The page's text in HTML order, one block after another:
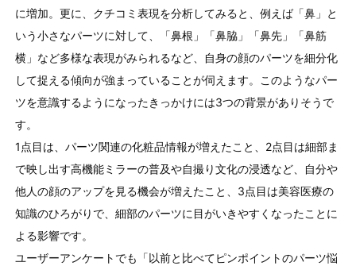
に増加。更に、クチコミ表現を分析してみると、例えば「鼻」と
いう小さなパーツに対して、「鼻根」「鼻脇」「鼻先」「鼻筋
横」など多様な表現がみられるなど、自身の顔のパーツを細分化
して捉える傾向が強まっていることが伺えます。このようなパー
ツを意識するようになったきっかけには3つの背景がありそうで
す。
1点目は、パーツ関連の化粧品情報が増えたこと、 2点目は細部ま
で映し出す高機能ミラーの普及や自撮り文化の浸透など、自分や
他人の顔のアップを見る機会が増えたこと、 3点目は美容医療の
知識のひろがりで、細部のパーツに目がいきやすくなったことに
よる影響です。
ユーザーアンケートでも「以前と比べてピンポイントのパーツ悩